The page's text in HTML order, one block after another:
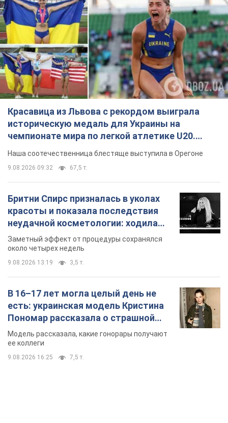
Красавица из Львова с рекордом выиграла
историческую медаль для Украины на
чемпионате мира по легкой атлетике U20.
Видео
Наша соотечественница блестяще выступила в Орегоне
9.08.2026 09:32 67,5 т.
Бритни Спирс призналась в уколах
красоты и показала последствия
неудачной косметологии: ходила
так почти месяц
Заметный эффект от процедуры сохранялся
около четырех недель
9.08.2026 13:19 3,5 т.
В 16–17 лет могла целый день не
есть: украинская модель Кристина
Пономар рассказала о страшной
стороне модельной карьеры
Модель рассказала, какие гонорары получают
ее коллеги
9.08.2026 16:25 7,5 т.